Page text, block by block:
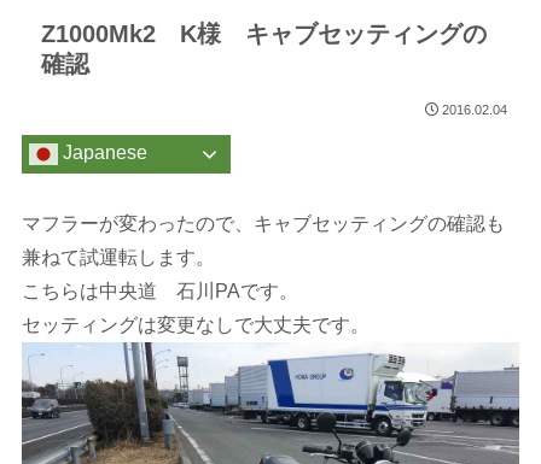
Z1000Mk2 K様 キャブセッティングの
確認
2016.02.04
Japanese
マフラーが変わったので、キャブセッティングの確認も
兼ねて試運転します。
こちらは中央道 石川PAです。
セッティングは変更なしで大丈夫です。